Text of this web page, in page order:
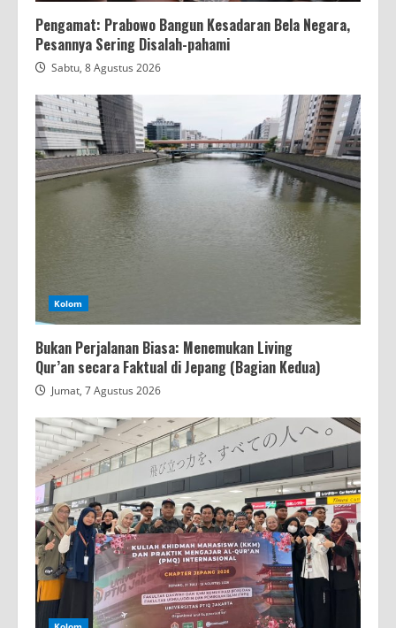
Pengamat: Prabowo Bangun Kesadaran Bela Negara,
Pesannya Sering Disalah-pahami
Sabtu, 8 Agustus 2026
Kolom
Bukan Perjalanan Biasa: Menemukan Living
Qur’an secara Faktual di Jepang (Bagian Kedua)
Jumat, 7 Agustus 2026